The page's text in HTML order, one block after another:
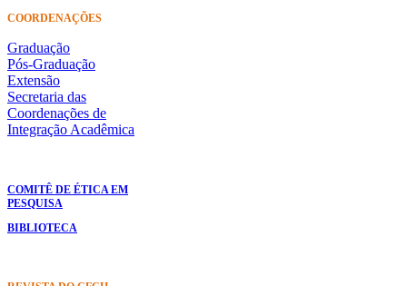
COORDENAÇÕES
Graduação
Pós-Graduação
Extensão
Secretaria das
Coordenações de
Integração Acadêmica
COMITÊ DE ÉTICA EM
PESQUISA
BIBLIOTECA